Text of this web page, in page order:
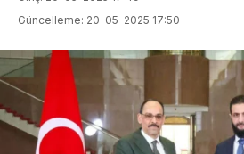
Güncelleme: 20-05-2025 17:50